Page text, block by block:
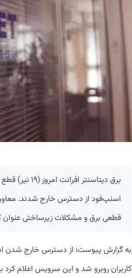
برق دیتاسنتر
اسنپ‌فود از دسترس خارج شدند. معاون
قطعی برق و مشکلات زیرساختی عنوان
به گزارش پیوست؛ از دسترس خارج شدن
کاربران روبرو شد و این سرویس اعلام